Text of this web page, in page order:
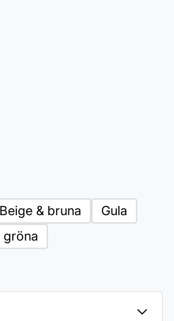
Beige & bruna
Gula
gröna